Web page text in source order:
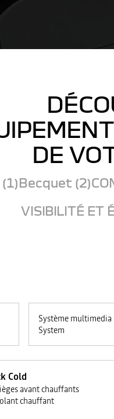
DE
Becquet (2)
VISIBILITÉ ET
Système multimedia
System
Cold
avant chauffants
chauffant